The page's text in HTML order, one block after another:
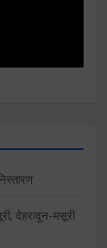
देहरादून-मसूरी